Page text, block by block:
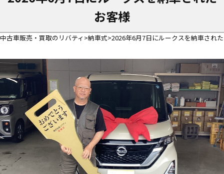
お客様
中古車販売・買取のリバティ 納車式 2026年6月7日にルークスを納車され